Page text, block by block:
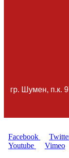
гр. Шумен, п.к.
Facebook
Youtube
Vimeo